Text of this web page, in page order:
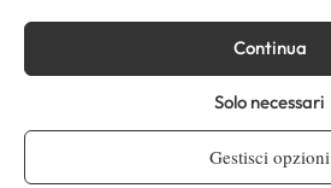
Continua
Solo necessari
Gestisci opzioni
ENTRY LIST
ATP